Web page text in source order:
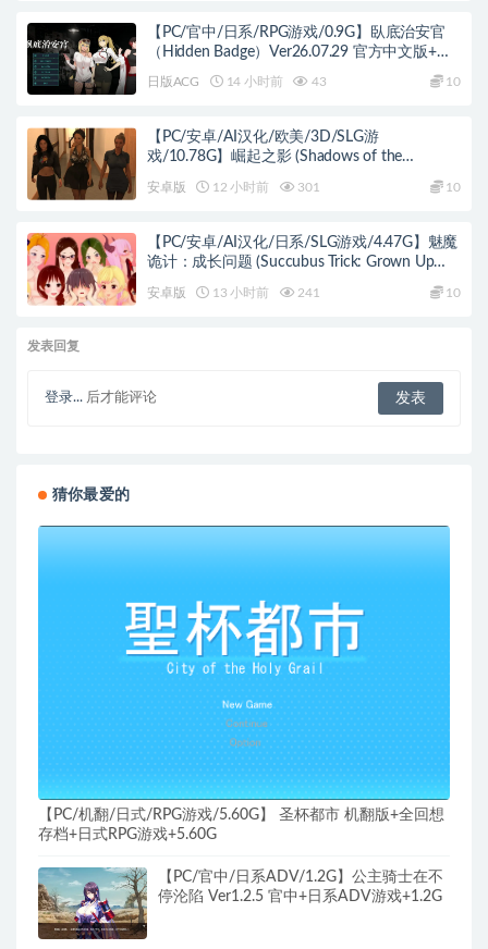
【PC/官中/日系/RPG游戏/0.9G】臥底治安官
（Hidden Badge）Ver26.07.29 官方中文版+日
日版ACG 14 小时前 43 10
【PC/安卓/AI汉化/欧美/3D/SLG游
戏/10.78G】崛起之影 (Shadows of the
Ascendant) Day 3 August AI汉化版 PC+安卓
+欧美3D SLG+10.78G
安卓版 12 小时前 301 10
【PC/安卓/AI汉化/日系/SLG游戏/4.47G】魅魔
诡计：成长问题 (Succubus Trick: Grown Up
Problem) Ver0.9.7 AI汉化版+PC+安卓+日系SLG
游戏+4.47G
安卓版 13 小时前 241 10
发表回复
登录... 后才能评论
猜你最爱的
【PC/机翻/日式/RPG游戏/5.60G】 圣杯都市 机翻版+全回想
存档+日式RPG游戏+5.60G
【PC/官中/日系ADV/1.2G】公主骑士在不
停沦陷 Ver1.2.5 官中+日系ADV游戏+1.2G